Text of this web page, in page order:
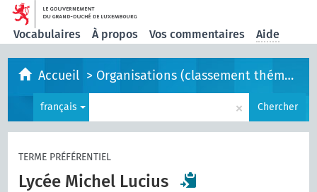
Vocabulaires À propos Vos commentaires Aide
Accueil > Organisations (classement thématique)
français × Chercher
TERME PRÉFÉRENTIEL
Lycée Michel Lucius